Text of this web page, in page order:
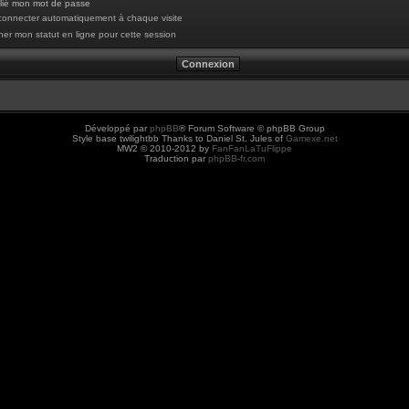
mon mot de passe
automatiquement à chaque visite
mon statut en ligne pour cette session
Développé par phpBB® Forum Software © phpBB Group
Style base twilightbb Thanks to Daniel St. Jules of Gamexe.net
MW2 © 2010-2012 by FanFanLaTuFlippe
Traduction par phpBB-fr.com